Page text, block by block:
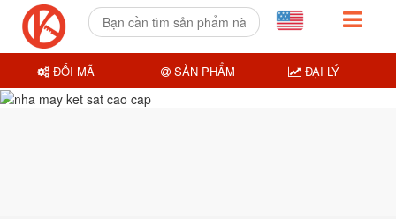
ĐỔI MÃ SẢN PHẨM ĐẠI LÝ